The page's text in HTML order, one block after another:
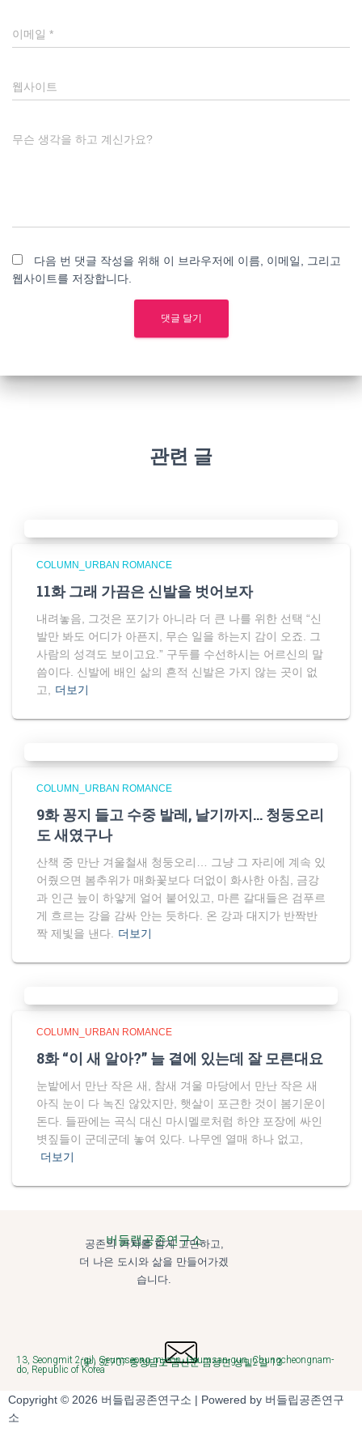
이메일 *
웹사이트
무슨 생각을 하고 계신가요?
다음 번 댓글 작성을 위해 이 브라우저에 이름, 이메일, 그리고
웹사이트를 저장합니다.
관련 글
COLUMN_URBAN ROMANCE
11화 그래 가끔은 신발을 벗어보자
내려놓음, 그것은 포기가 아니라 더 큰 나를 위한 선택 “신
발만 봐도 어디가 아픈지, 무슨 일을 하는지 감이 오죠. 그
사람의 성격도 보이고요.” 구두를 수선하시는 어르신의 말
씀이다. 신발에 배인 삶의 흔적 신발은 가지 않는 곳이 없
고,
더보기
COLUMN_URBAN ROMANCE
9화 꽁지 들고 수중 발레, 날기까지… 청둥오리
도 새였구나
산책 중 만난 겨울철새 청둥오리… 그냥 그 자리에 계속 있
어줬으면 봄추위가 매화꽃보다 더없이 화사한 아침, 금강
과 인근 늪이 하얗게 얼어 붙어있고, 마른 갈대들은 검푸르
게 흐르는 강을 감싸 안는 듯하다. 온 강과 대지가 반짝반
짝 제빛을 낸다.
더보기
COLUMN_URBAN ROMANCE
8화 “이 새 알아?” 늘 곁에 있는데 잘 모른대요
눈밭에서 만난 작은 새, 참새 겨울 마당에서 만난 작은 새
아직 눈이 다 녹진 않았지만, 햇살이 포근한 것이 봄기운이
돈다. 들판에는 곡식 대신 마시멜로처럼 하얀 포장에 싸인
볏짚들이 군데군데 놓여 있다. 나무엔 열매 하나 없고,
더보기
버들랩공존연구소
공존의 가치를 함게 고민하고,
더 나은 도시와 삶을 만들어가겠
습니다.
(우) 32707 충청남도 금산군 금성면 성밑2길 13
13, Seongmit 2-gil, Geumseong-myeon, Geumsan-gun, Chungcheongnam-
do, Republic of Korea
Copyright © 2026 버들립공존연구소 | Powered by 버들립공존연구
소